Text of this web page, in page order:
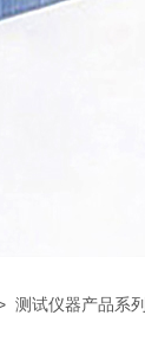
测试仪器产品系列